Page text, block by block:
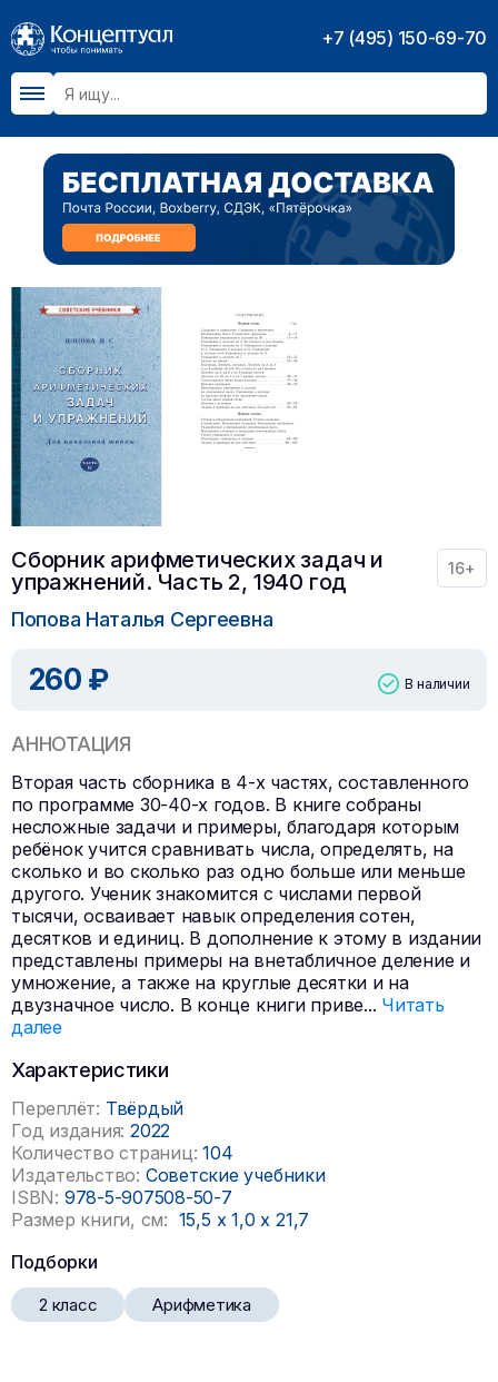
+7 (495) 150-69-70
Сборник арифметических задач и
упражнений. Часть 2, 1940 год
16+
Попова Наталья Сергеевна
260 ₽ В наличии
АННОТАЦИЯ
Вторая часть сборника в 4-х частях, составленного
по программе 30-40-х годов. В книге собраны
несложные задачи и примеры, благодаря которым
ребёнок учится сравнивать числа, определять, на
сколько и во сколько раз одно больше или меньше
другого. Ученик знакомится с числами первой
тысячи, осваивает навык определения сотен,
десятков и единиц. В дополнение к этому в издании
представлены примеры на внетабличное деление и
умножение, а также на круглые десятки и на
двузначное число. В конце книги приве... Читать
далее
Характеристики
Переплёт: Твёрдый
Год издания: 2022
Количество страниц: 104
Издательство: Советские учебники
ISBN: 978-5-907508-50-7
Размер книги, см: 15,5 x 1,0 x 21,7
Подборки
2 класс Арифметика